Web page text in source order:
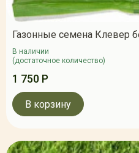
Газонные семена Клевер
В наличии
(достаточное количество)
1 750 Р
В корзину